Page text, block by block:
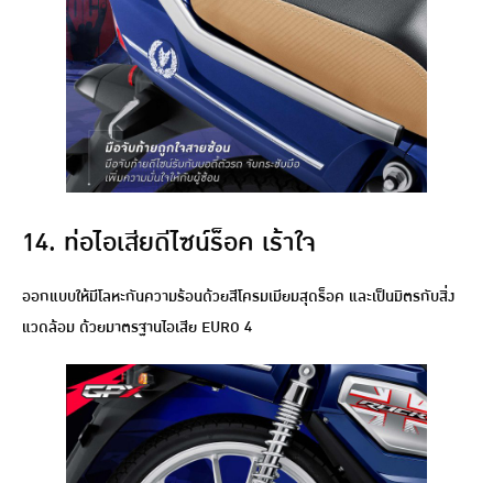
14. ท่อไอเสียดีไซน์ร็อค เร้าใจ
ออกแบบให้มีโลหะกันความร้อนด้วยสีโครมเมียมสุดร็อค และเป็นมิตรกับสิ่ง
แวดล้อม ด้วยมาตรฐานไอเสีย EURO 4